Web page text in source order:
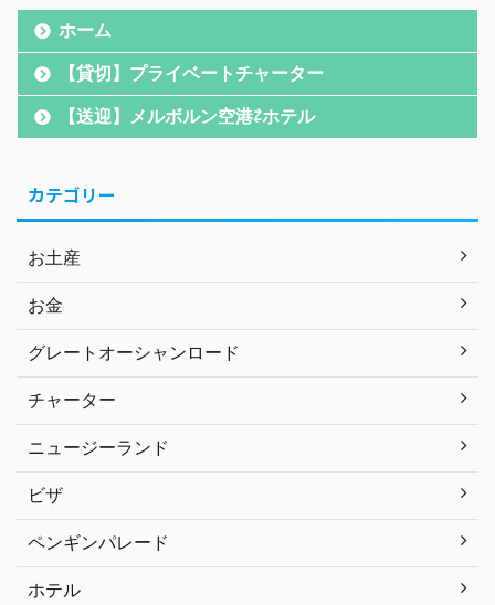
ホーム
【貸切】プライベートチャーター
【送迎】メルボルン空港⇄ホテル
カテゴリー
お土産
お金
グレートオーシャンロード
チャーター
ニュージーランド
ビザ
ペンギンパレード
ホテル